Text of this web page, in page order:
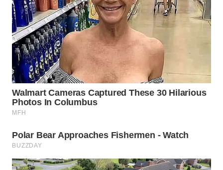
PAKPAK
WN
KARAWANG
WN
BEKASI
WN
BOGOR
WN